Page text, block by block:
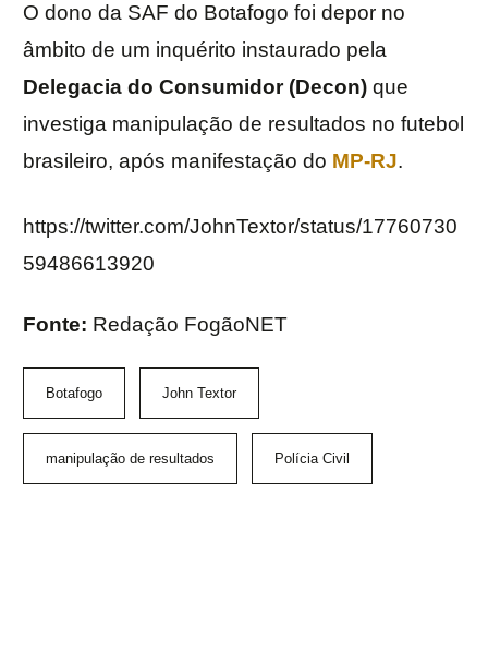
O dono da SAF do Botafogo foi depor no
âmbito de um inquérito instaurado pela
Delegacia do Consumidor (Decon) que
investiga manipulação de resultados no futebol
brasileiro, após manifestação do MP-RJ.
https://twitter.com/JohnTextor/status/17760730
59486613920
Fonte: Redação FogãoNET
Botafogo John Textor
manipulação de resultados Polícia Civil